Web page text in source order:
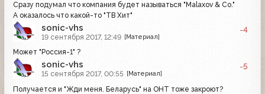
Сразу подумал что компания будет называться "Malaxov & Co."
А оказалось что какой-то "ТВ Хит"
sonic-vhs
19 сентября 2017, 12:49 [Материал]
-4
Может "Россия-1" ?
sonic-vhs
15 сентября 2017, 00:55 [Материал]
-5
Получается и "Жди меня. Беларусь" на ОНТ тоже закроют?